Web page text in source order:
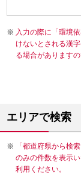
入力の際に「環境
けないとされる漢
る場合があります
エリアで検索
「都道府県から検
のみの件数を表示
利用ください。